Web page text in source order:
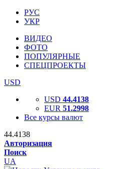
РУС
УКР
ВИДЕО
ФОТО
ПОПУЛЯРНЫЕ
СПЕЦПРОЕКТЫ
USD
USD 44.4138
EUR 51.2998
Все курсы валют
44.4138
Авторизация
Поиск
UA